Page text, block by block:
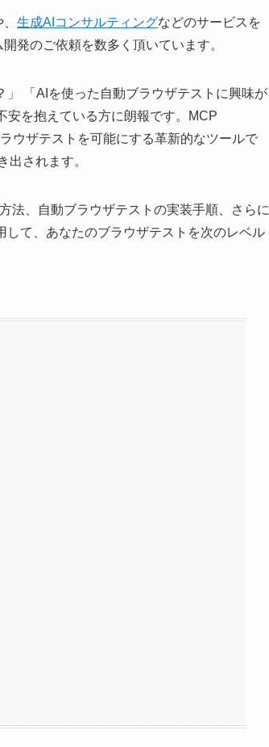
生成AIコンサルティングなどのサービスを
発のご依頼を数多く頂いています。
」 「AIを使った自動ブラウザテストに興味が
を抱えている方に朗報です。MCP
ウザテストを可能にする革新的なツールで
出されます。
法、自動ブラウザテストの実装手順、さらに
て、あなたのブラウザテストを次のレベル